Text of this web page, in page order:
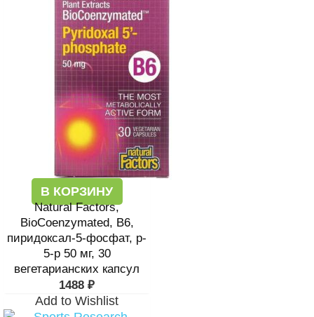
В КОРЗИНУ
Natural Factors,
BioCoenzymated, В6,
пиридоксал-5-фосфат, p-
5-p 50 мг, 30
вегетарианских капсул
1488 ₽
Add to Wishlist